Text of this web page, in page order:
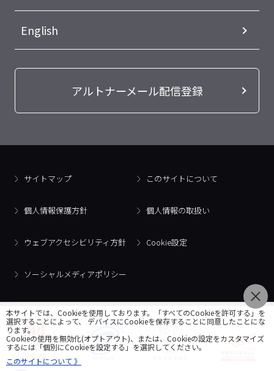
English
アルトナーメール配信登録
サイトマップ このサイトについて
個人情報保護方針 個人情報の取扱い
ウェブアクセシビリティ方針 Cookie設定
ソーシャルメディアポリシー
本サイトでは、Cookieを使用しております。「すべてのCookieを許可する」を
選択することによって、 デバイスにCookieを保存することに同意したことにな
ります。
Cookieの使用を無効化(オプトアウト)、または、Cookieの設定をカスタマイズ
するには「個別にCookieを設定する」を選択してください。
このサイトについて 》